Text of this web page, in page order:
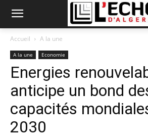
Accueil A la une
A la une Economie
Energies
anticipe un bond
capacités
2030